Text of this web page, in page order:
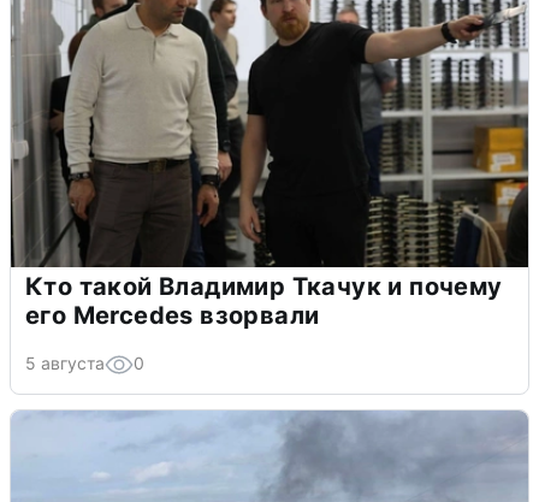
Кто такой Владимир Ткачук и почему
его Mercedes взорвали
5 августа 0